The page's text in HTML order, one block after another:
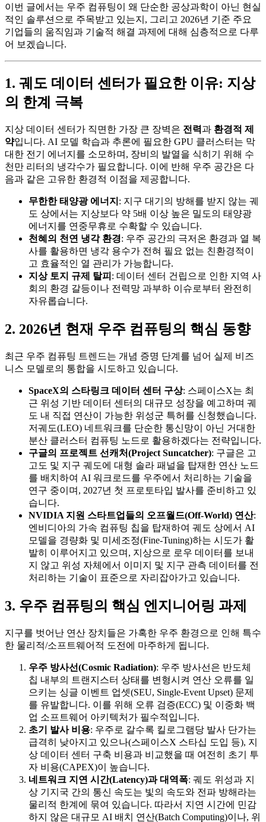
이번 글에서는 우주 컴퓨팅이 왜 단순한 공상과학이 아닌 현실
적인 솔루션으로 주목받고 있는지, 그리고 2026년 기준 주요
기업들의 움직임과 기술적 해결 과제에 대해 심층적으로 다루
어 보겠습니다.
1. 궤도 데이터 센터가 필요한 이유: 지상
의 한계 극복
지상 데이터 센터가 직면한 가장 큰 장벽은 전력과 환경적 제
약입니다. AI 모델 학습과 추론에 필요한 GPU 클러스터는 막
대한 전기 에너지를 소모하며, 장비의 발열을 식히기 위해 수
천만 리터의 냉각수가 필요합니다. 이에 반해 우주 공간은 다
음과 같은 고유한 환경적 이점을 제공합니다.
무한한 태양광 에너지 : 지구 대기의 방해를 받지 않는 궤
도 상에서는 지상보다 약 5배 이상 높은 밀도의 태양광
에너지를 연중무휴로 수확할 수 있습니다.
천혜의 천연 냉각 환경: 우주 공간의 극저온 환경과 열 복
사를 활용하면 냉각 용수가 전혀 필요 없는 친환경적이
고 효율적인 열 관리가 가능합니다.
지상 토지 규제 탈피 : 데이터 센터 건립으로 인한 지역 사
회의 환경 갈등이나 전력망 과부하 이슈로부터 완전히
자유롭습니다.
2. 2026년 현재 우주 컴퓨팅의 핵심 동향
최근 우주 컴퓨팅 트렌드는 개념 증명 단계를 넘어 실제 비즈
니스 모델로의 통합을 시도하고 있습니다.
SpaceX의 스타링크 데이터 센터 구상: 스페이스X는 최
근 위성 기반 데이터 센터의 대규모 성장을 예고하며 궤
도 내 직접 연산이 가능한 위성군 특허를 신청했습니다.
저궤도(LEO) 네트워크를 단순한 통신망이 아닌 거대한
분산 클러스터 컴퓨팅 노드로 활용하겠다는 전략입니다.
구글의 프로젝트 선캐처(Project Suncatcher): 구글은 고
고도 및 지구 궤도에 대형 솔라 패널을 탑재한 연산 노드
를 배치하여 AI 워크로드를 우주에서 처리하는 기술을
연구 중이며, 2027년 첫 프로토타입 발사를 준비하고 있
습니다.
NVIDIA 지원 스타트업들의 오프월드(Off-World) 연산:
엔비디아의 가속 컴퓨팅 칩을 탑재하여 궤도 상에서 AI
모델을 경량화 및 미세조정(Fine-Tuning)하는 시도가 활
발히 이루어지고 있으며, 지상으로 로우 데이터를 보내
지 않고 위성 자체에서 이미지 및 지구 관측 데이터를 전
처리하는 기술이 표준으로 자리잡아가고 있습니다.
3. 우주 컴퓨팅의 핵심 엔지니어링 과제
지구를 벗어난 연산 장치들은 가혹한 우주 환경으로 인해 특수
한 물리적/소프트웨어적 도전에 마주하게 됩니다.
우주 방사선(Cosmic Radiation): 우주 방사선은 반도체
칩 내부의 트랜지스터 상태를 변형시켜 연산 오류를 일
으키는 싱글 이벤트 업셋(SEU, Single-Event Upset) 문제
를 유발합니다. 이를 위해 오류 검증(ECC) 및 이중화 백
업 소프트웨어 아키텍처가 필수적입니다.
초기 발사 비용: 우주로 갈수록 킬로그램당 발사 단가는
급격히 낮아지고 있으나(스페이스X 스타십 도입 등), 지
상 데이터 센터 구축 비용과 비교했을 때 여전히 초기 투
자 비용(CAPEX)이 높습니다.
네트워크 지연 시간(Latency)과 대역폭: 궤도 위성과 지
상 기지국 간의 통신 속도는 빛의 속도와 전파 방해라는
물리적 한계에 묶여 있습니다. 따라서 지연 시간에 민감
하지 않은 대규모 AI 배치 연산(Batch Computing)이나, 위